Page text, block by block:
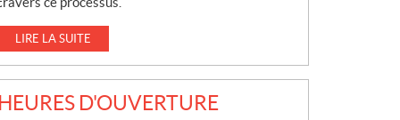
LIRE LA SUITE
HEURES D'OUVERTURE